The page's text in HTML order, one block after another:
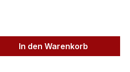
Gib den
In den Warenkorb